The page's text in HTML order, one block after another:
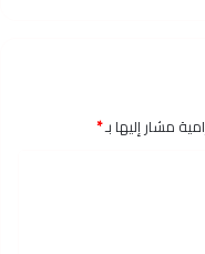
مشار إليها بـ*